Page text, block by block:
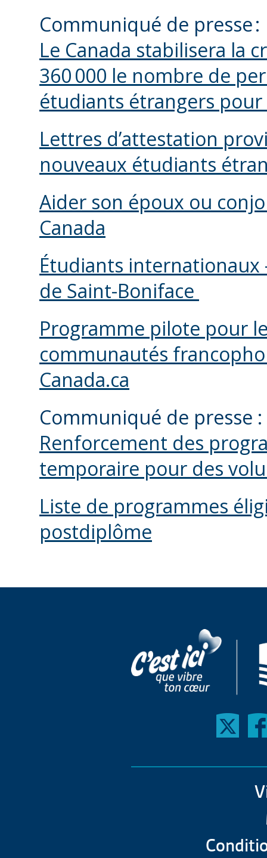
Communiqué de presse :
Le Canada stabilisera la
360 000 le nombre de
étudiants étrangers pour
Lettres d’attestation
nouveaux étudiants
Aider son époux ou
Canada
Étudiants internationaux
de Saint-Boniface
Programme pilote pour
communautés
Canada.ca
Communiqué de presse :
Renforcement des
temporaire pour des
Liste de programmes
postdiplôme